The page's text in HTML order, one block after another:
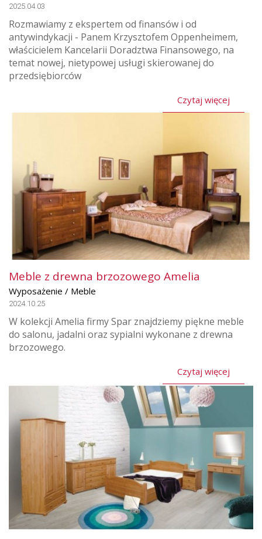
2025.04.03
Rozmawiamy z ekspertem od finansów i od
antywindykacji - Panem Krzysztofem Oppenheimem,
właścicielem Kancelarii Doradztwa Finansowego, na
temat nowej, nietypowej usługi skierowanej do
przedsiębiorców
Czytaj więcej
Meble z drewna brzozowego Amelia
Wyposażenie / Meble
2024.10.25
W kolekcji Amelia firmy Spar znajdziemy piękne meble
do salonu, jadalni oraz sypialni wykonane z drewna
brzozowego.
Czytaj więcej